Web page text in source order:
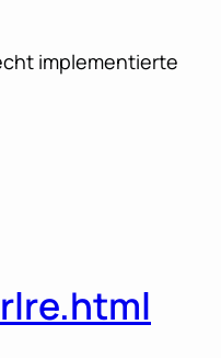
implementierte